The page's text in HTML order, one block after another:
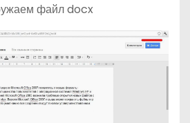
файл docx